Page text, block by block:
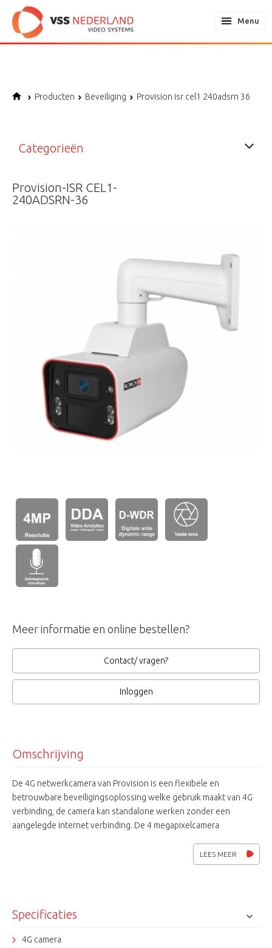
Notice: Undefined offset: 1 in
/home/vssned01/domains/vssnederland.nl/application/controllers/
on line
366
Menu
Producten Beveiliging Provision isr cel1 240adsrn 36
Categorieën
Provision-ISR CEL1-
240ADSRN-36
Meer informatie en online bestellen?
Contact/ vragen?
Inloggen
Omschrijving
De 4G netwerkcamera van Provision is een flexibele en
betrouwbare beveiligingsoplossing welke gebruik maakt van 4G
verbinding, de camera kan standalone werken zonder een
aangelegde internet verbinding. De 4 megapixelcamera
sensor, 2 witte IR-powerleds en een rode en blauwe led voor
alarmering net als een ingebouwde microfoon en luidspreker.
geïntegreerd. Voor weergave op mobiele apparatuur is er de
Cam2 App en voor op de PC is er de Ossia VMS standaard.
LEES MEER
Specificaties
4G camera